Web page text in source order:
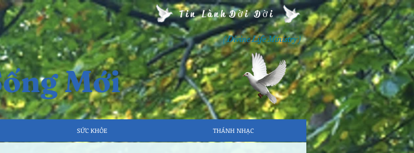
Tin Lành Đời Đời
( Divine Life Ministry )
Mới
SỨC KHỎE THÁNH NHẠC